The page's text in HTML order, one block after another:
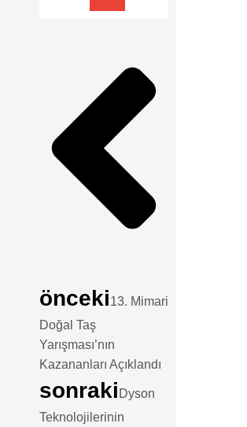
önceki13. Mimari
Doğal Taş
Yarışması’nın
Kazananları Açıklandı
sonraki Dyson
Teknolojilerinin